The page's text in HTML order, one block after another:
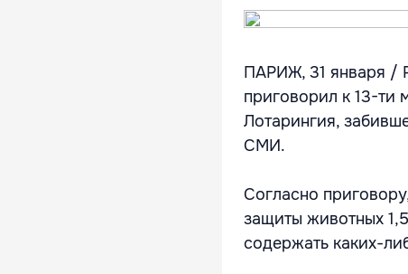
ПАРИЖ, 31 января /
приговорил к 13-ти
Лотарингия,
СМИ.
Согласно
защиты животных
содержать каких-